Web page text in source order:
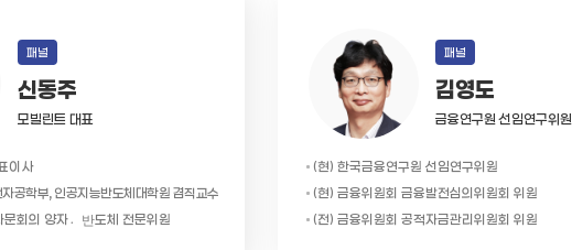
패널
신동주
모빌린트 대표
이사
공학부, 인공지능반도체대학원 겸직교수
문회의 양자반〮도체 전문위원
패널
김영도
금융연구원 선임연구위원
(현) 한국금융연구원 선임연구위원
(현) 금융위원회 금융발전심의위원회 위원
(전) 금융위원회 공적자금관리위원회 위원